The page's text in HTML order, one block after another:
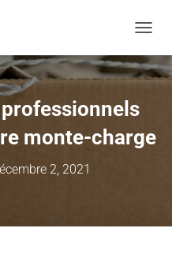
monte-charge
2, 2021